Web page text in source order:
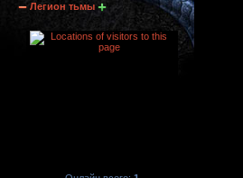
Легион тьмы